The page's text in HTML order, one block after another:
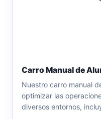
Carro Manual de
Nuestro carro manual
optimizar las
diversos entornos,